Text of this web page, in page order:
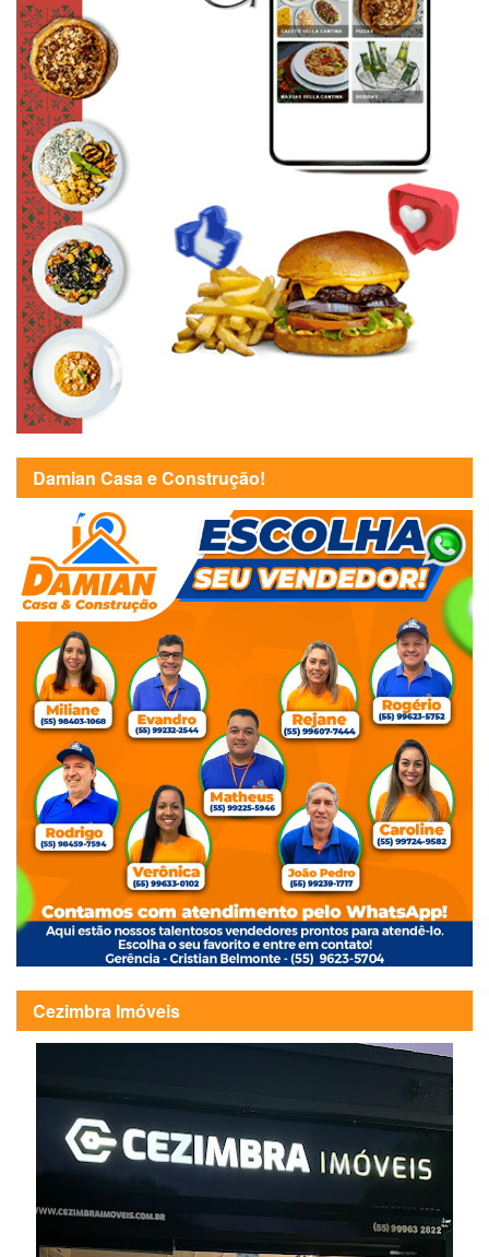
Damian Casa e Construção!
Cezimbra Imóveis